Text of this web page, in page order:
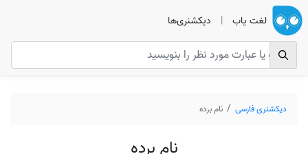
لغت یاب | دیکشنری‌ها
دیکشنری فارسی نام برده
نام برده